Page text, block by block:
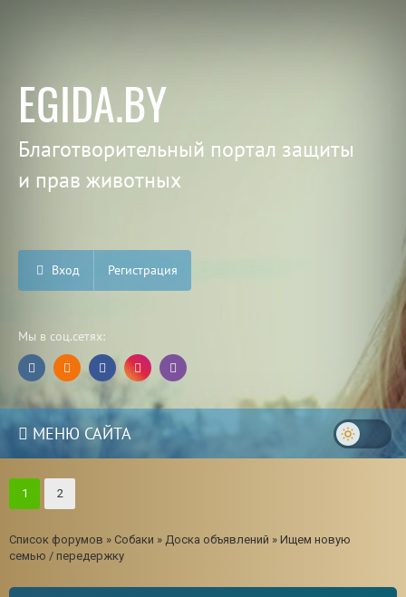
EGIDA.BY
Благотворительный портал защиты
и прав животных
Вход Регистрация
Мы в соц.сетях:
МЕНЮ САЙТА
1 2
Список форумов » Собаки » Доска объявлений » Ищем новую
семью / передержку